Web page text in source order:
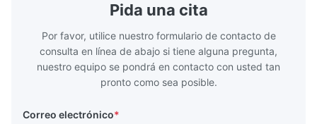
Pida una cita
Por favor, utilice nuestro formulario de contacto de
consulta en línea de abajo si tiene alguna pregunta,
nuestro equipo se pondrá en contacto con usted tan
pronto como sea posible.
Correo electrónico*